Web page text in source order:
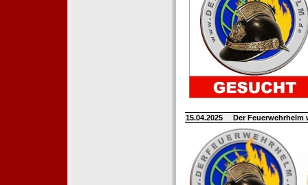
15.04.2025 Der